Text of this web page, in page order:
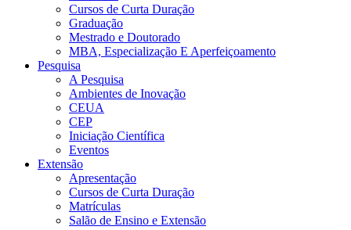
Cursos de Curta Duração
Graduação
Mestrado e Doutorado
MBA, Especialização E Aperfeiçoamento
Pesquisa
A Pesquisa
Ambientes de Inovação
CEUA
CEP
Iniciação Científica
Eventos
Extensão
Apresentação
Cursos de Curta Duração
Matrículas
Salão de Ensino e Extensão